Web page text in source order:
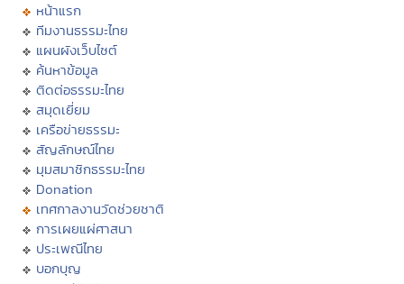
หน้าแรก
ทีมงานธรรมะไทย
แผนผังเว็บไซต์
ค้นหาข้อมูล
ติดต่อธรรมะไทย
สมุดเยี่ยม
เครือข่ายธรรมะ
สัญลักษณ์ไทย
มุมสมาชิกธรรมะไทย
Donation
เทศกาลงานวัดช่วยชาติ
การเผยแผ่ศาสนา
ประเพณีไทย
บอกบุญ